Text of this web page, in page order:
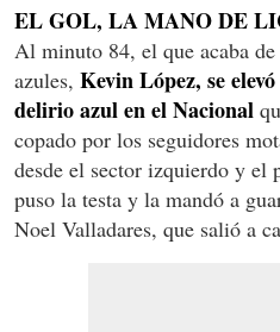
EL GOL, LA MANO DE
Al minuto 84, el que acaba
azules, Kevin López, se
delirio azul en el Nacional
copado por los seguidores
desde el sector izquierdo y el
puso la testa y la mandó a
Noel Valladares, que salió a